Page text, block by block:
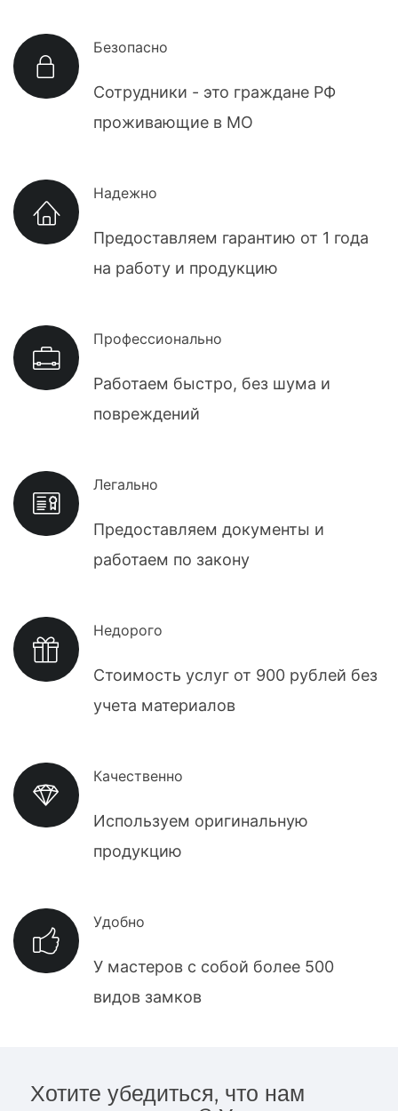
Безопасно
Сотрудники - это граждане РФ
проживающие в МО
Надежно
Предоставляем гарантию от 1 года
на работу и продукцию
Профессионально
Работаем быстро, без шума и
повреждений
Легально
Предоставляем документы и
работаем по закону
Недорого
Стоимость услуг от 900 рублей без
учета материалов
Качественно
Используем оригинальную
продукцию
Удобно
У мастеров с собой более 500
видов замков
Хотите убедиться, что нам